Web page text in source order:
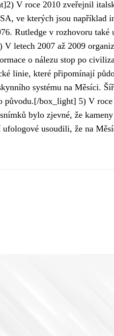
V roce 2010 zveřejnil
ve kterých jsou například
Rutledge v rozhovoru také
letech 2007 až 2009
o nálezu stop po
linie, které připomínají
systému na Měsíci.
původu.[/box_light] 5) V roce
bylo zjevné, že
usoudili, že na